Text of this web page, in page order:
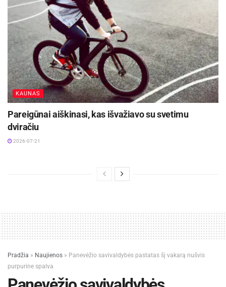
KAUNAS
Pareigūnai aiškinasi, kas išvažiavo su svetimu
dviračiu
2026-07-21
Pradžia » Naujienos » Panevėžio savivaldybės pastatas šį vakarą nušvis
purpurine spalva